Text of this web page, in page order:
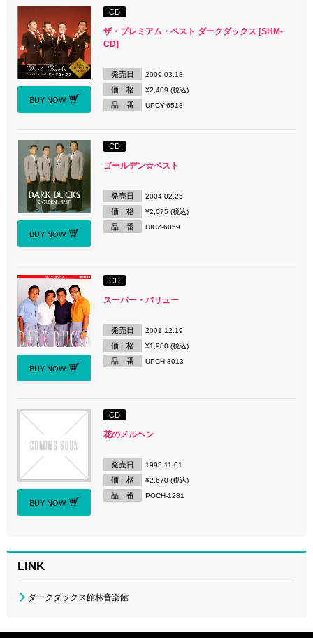
BUY NOW
CD
ザ・プレミアム・ベスト ダークダックス [SHM-
CD]
発売日 2009.03.18
価 格 ¥2,409 (税込)
品 番 UPCY-6518
BUY NOW
CD
ゴールデン☆ベスト
発売日 2004.02.25
価 格 ¥2,075 (税込)
品 番 UICZ-6059
BUY NOW
CD
スーパー・バリュー
発売日 2001.12.19
価 格 ¥1,980 (税込)
品 番 UPCH-8013
BUY NOW
CD
花のメルヘン
発売日 1993.11.01
価 格 ¥2,670 (税込)
品 番 POCH-1281
LINK
ダークダックス館林音楽館